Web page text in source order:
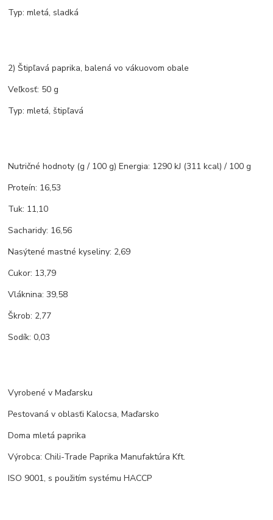
Typ: mletá, sladká
2) Štipľavá paprika, balená vo vákuovom obale
Veľkosť: 50 g
Typ: mletá, štipľavá
Nutričné hodnoty (g / 100 g) Energia: 1290 kJ (311 kcal) / 100 g
Proteín: 16,53
Tuk: 11,10
Sacharidy: 16,56
Nasýtené mastné kyseliny: 2,69
Cukor: 13,79
Vláknina: 39,58
Škrob: 2,77
Sodík: 0,03
Vyrobené v Maďarsku
Pestovaná v oblasťi Kalocsa, Maďarsko
Doma mletá paprika
Výrobca: Chili-Trade Paprika Manufaktúra Kft.
ISO 9001, s použitím systému HACCP